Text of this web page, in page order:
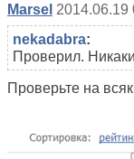
Marsel 2014.06.19
nekadabra:
Проверил.
Проверьте на